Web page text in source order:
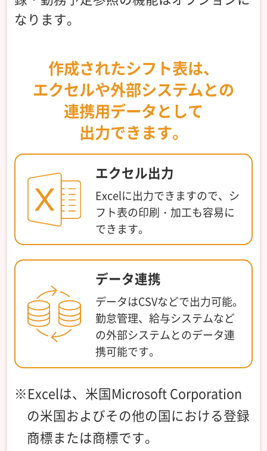
なります。
作成されたシフト表は、
エクセルや外部システムとの
連携用データとして
出力できます。
エクセル出力
Excelに出力できますので、 シ
フト表の印刷・加工も容易に
できます。
データ連携
データはCSVなどで出力可能。
勤怠管理、給与システムなど
の外部システムとのデータ連
携可能です。
※Excelは、米国Microsoft Corporation
の米国およびその他の国における登録
商標または商標です。